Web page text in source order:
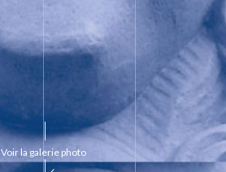
Voir la galerie photo